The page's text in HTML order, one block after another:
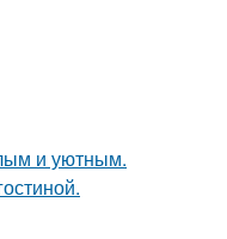
и уютным.